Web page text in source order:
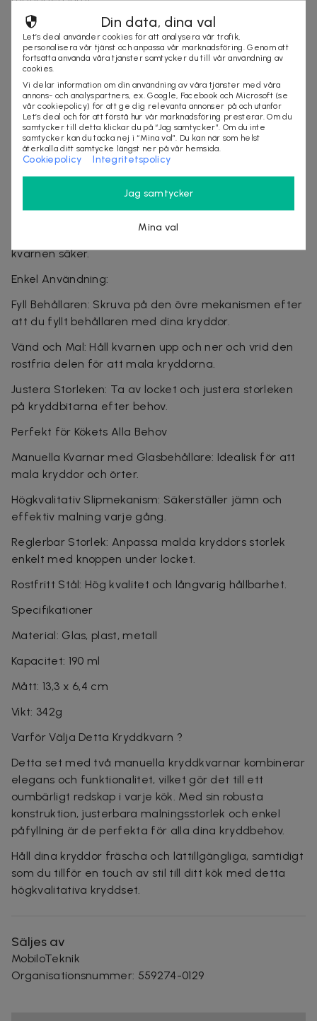
Cylindrisk Form: Praktisk med bred öppning upptill för
enkel påfyllning.
Hållbart Glasmaterial: Absorberar inte kryddornas
doft, vilket bevarar smak och arom.
Keramik och Rostfritt Stål: Högkvalitativa material för
hållbarhet och effektivitet.
På Topp av Kvarnen: Tvådelad mekanism med en solid
ring och små hål för perfekt malning.
5-Stegs Justering: Anpassa storleken på malda
kryddbitar efter dina preferenser.
kvarnen säker.
Enkel Användning:
Fyll Behållaren: Skruva på den övre mekanismen efter
att du fyllt behållaren med dina kryddor.
Vänd och Mal: Håll kvarnen upp och ner och vrid den
rostfria delen för att mala kryddorna.
Justera Storleken: Ta av locket och justera storleken
på kryddbitarna efter behov.
Perfekt för Kökets Alla Behov
Manuella Kvarnar med Glasbehållare: Idealisk för att
mala kryddor och örter.
Högkvalitativ Slipmekanism: Säkerställer jämn och
effektiv malning varje gång.
Reglerbar Storlek: Anpassa malda kryddors storlek
enkelt med knoppen under locket.
Rostfritt Stål: Hög kvalitet och långvarig hållbarhet.
Specifikationer
Material: Glas, plast, metall
Kapacitet: 190 ml
Mått: 13,3 x 6,4 cm
Vikt: 342g
Varför Välja Detta Kryddkvarn ?
Detta set med två manuella kryddkvarnar kombinerar
elegans och funktionalitet, vilket gör det till ett
oumbärligt redskap i varje kök. Med sin robusta
konstruktion, justerbara malningsstorlek och enkel
påfyllning är de perfekta för alla dina kryddbehov.
Håll dina kryddor fräscha och lättillgängliga, samtidigt
som du tillför en touch av stil till ditt kök med detta
högkvalitativa kryddset.
Säljes av
MobiloTeknik
Organisationsnummer: 559274-0129
Din data, dina val
Let’s deal använder cookies för att analysera vår trafik,
personalisera vår tjänst och anpassa vår marknadsföring. Genom att
fortsätta använda våra tjänster samtycker du till vår användning av
cookies.
Vi delar information om din användning av våra tjänster med våra
annons- och analyspartners, ex. Google, Facebook och Microsoft (se
vår cookiepolicy) för att ge dig relevanta annonser på och utanför
Let’s deal och för att förstå hur vår marknadsföring presterar. Om du
samtycker till detta klickar du på “Jag samtycker”. Om du inte
samtycker kan du tacka nej i “Mina val”. Du kan när som helst
återkalla ditt samtycke längst ner på vår hemsida.
Cookiepolicy Integritetspolicy
Jag samtycker
Mina val